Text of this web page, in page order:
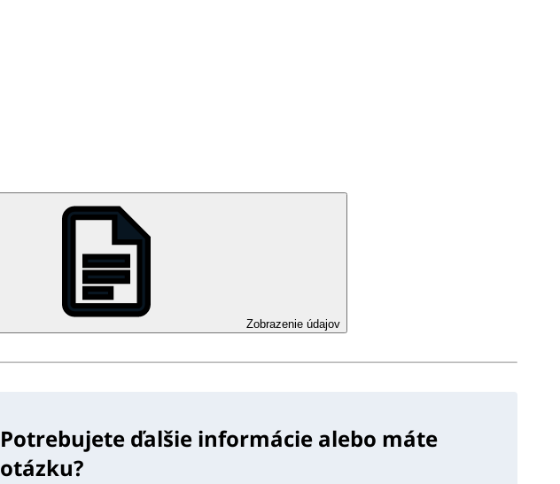
Zobrazenie údajov
Potrebujete ďalšie informácie alebo máte
otázku?